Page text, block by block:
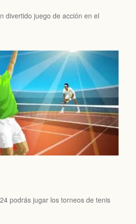
divertido juego de acción en el
podrás jugar los torneos de tenis